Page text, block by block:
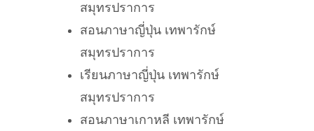
สมุทรปราการ
สอนภาษาญี่ปุ่น เทพารักษ์
สมุทรปราการ
เรียนภาษาญี่ปุ่น เทพารักษ์
สมุทรปราการ
สอนภาษาเกาหลี เทพารักษ์